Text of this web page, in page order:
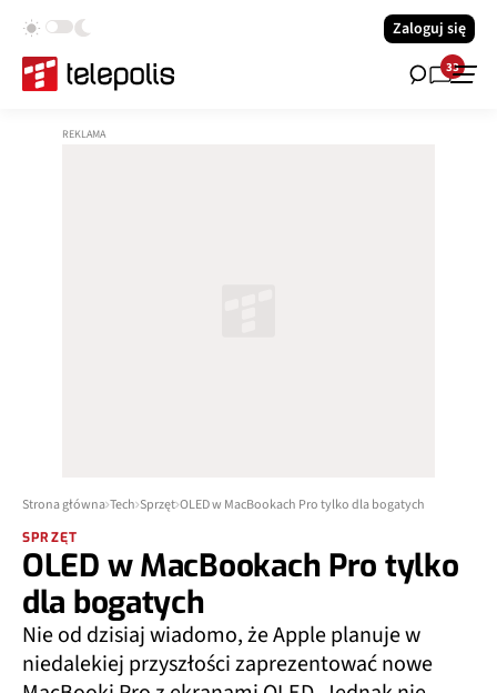
Zaloguj się
33
Strona główna Tech Sprzęt OLED w MacBookach Pro tylko dla bogatych
SPRZĘT
OLED w MacBookach Pro tylko
dla bogatych
Nie od dzisiaj wiadomo, że Apple planuje w
niedalekiej przyszłości zaprezentować nowe